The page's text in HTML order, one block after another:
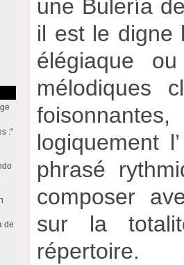
une Bulería
il est le digne
élégiaque
mélodiques
logiquement
phrasé
composer
sur la
répertoire.
:"
de